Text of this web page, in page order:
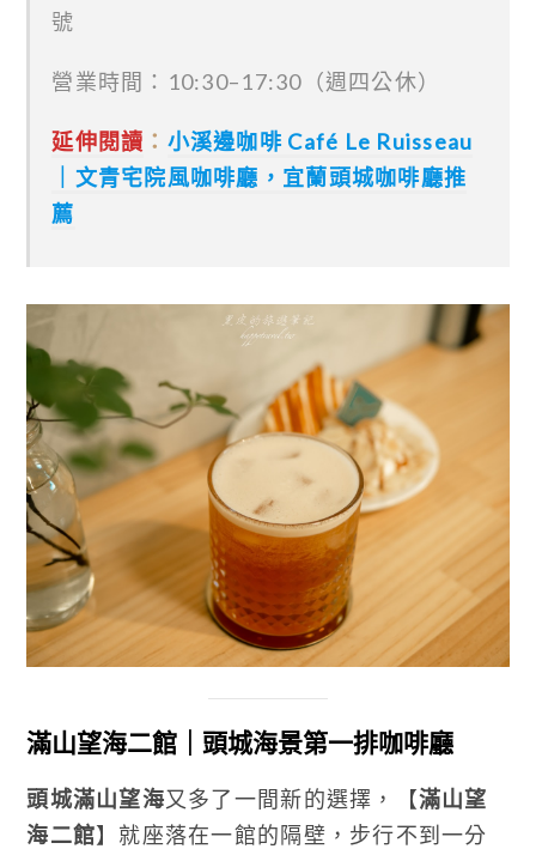
號
營業時間：10:30–17:30（週四公休）
延伸閱讀 ： 小溪邊咖啡 Café Le Ruisseau
｜文青宅院風咖啡廳，宜蘭頭城咖啡廳推
薦
滿山望海二館｜頭城海景第一排咖啡廳
頭城滿山望海又多了一間新的選擇，【滿山望
海二館】就座落在一館的隔壁，步行不到一分